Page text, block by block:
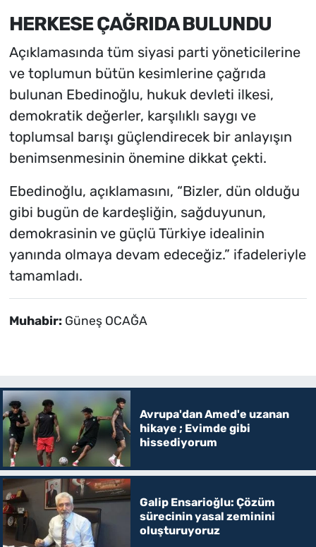
HERKESE ÇAĞRIDA BULUNDU
Açıklamasında tüm siyasi parti yöneticilerine
ve toplumun bütün kesimlerine çağrıda
bulunan Ebedinoğlu, hukuk devleti ilkesi,
demokratik değerler, karşılıklı saygı ve
toplumsal barışı güçlendirecek bir anlayışın
benimsenmesinin önemine dikkat çekti.
Ebedinoğlu, açıklamasını, “Bizler, dün olduğu
gibi bugün de kardeşliğin, sağduyunun,
demokrasinin ve güçlü Türkiye idealinin
yanında olmaya devam edeceğiz.” ifadeleriyle
tamamladı.
Muhabir: Güneş OCAĞA
Avrupa'dan Amed'e uzanan
hikaye ; Evimde gibi
hissediyorum
Galip Ensarioğlu: Çözüm
sürecinin yasal zeminini
oluşturuyoruz